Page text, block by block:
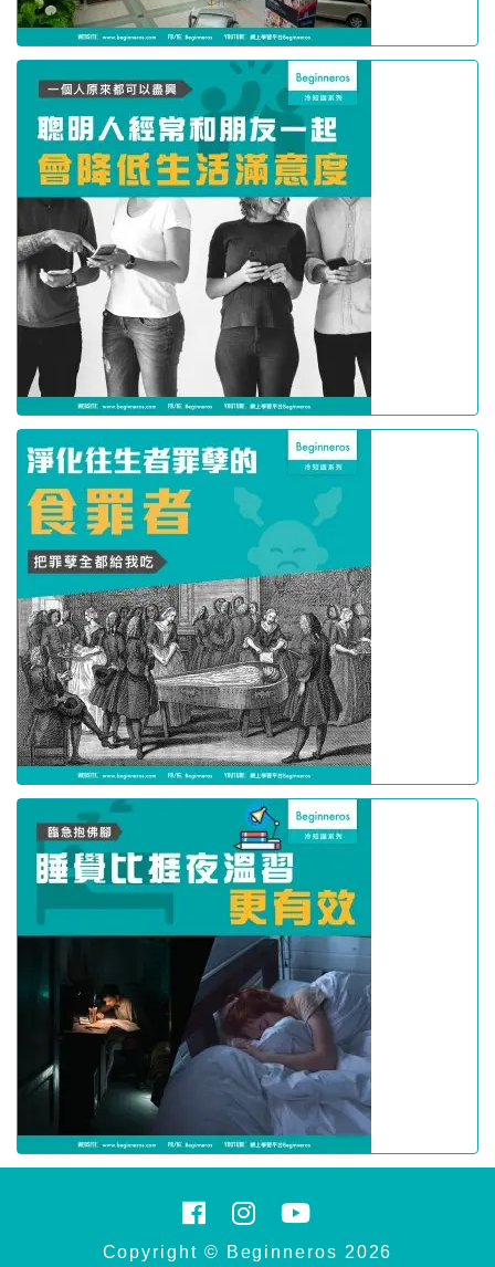
Copyright © Beginneros 2026